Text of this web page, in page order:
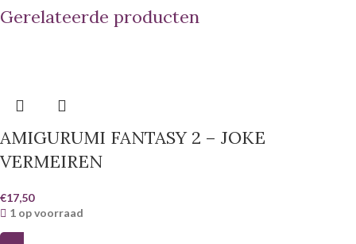
Gerelateerde producten
AMIGURUMI FANTASY 2 – JOKE
VERMEIREN
€17,50
1 op voorraad